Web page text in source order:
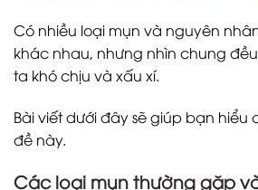
Có nhiều loại mụn và nguyên
khác nhau, nhưng nhìn chung
ta khó chịu và xấu xí.
Bài viết dưới đây sẽ giúp bạn hiểu
đề này.
Các loại mụn thường gặp